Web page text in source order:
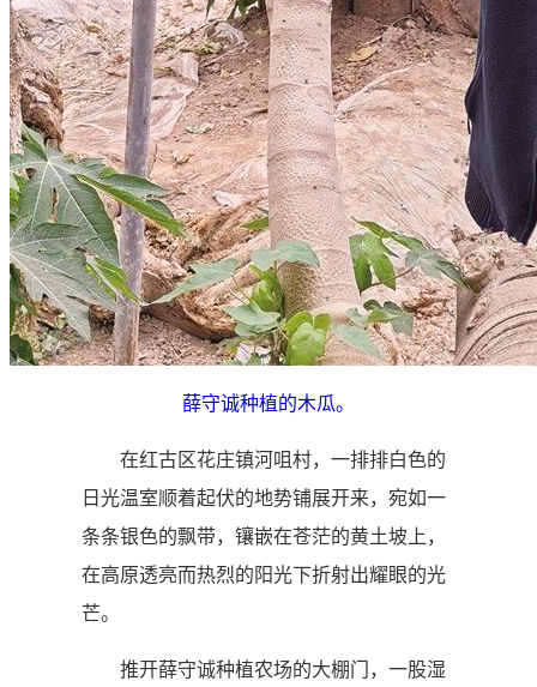
薛守诚种植的木瓜。
在红古区花庄镇河咀村，一排排白色的
日光温室顺着起伏的地势铺展开来，宛如一
条条银色的飘带，镶嵌在苍茫的黄土坡上，
在高原透亮而热烈的阳光下折射出耀眼的光
芒。
推开薛守诚种植农场的大棚门，一股湿